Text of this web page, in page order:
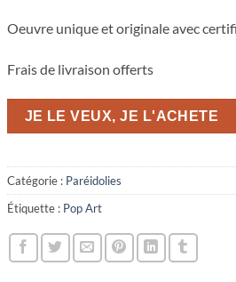
Oeuvre unique et originale avec
Frais de livraison offerts
JE LE VEUX, JE L'ACHETE
Catégorie : Paréidolies
Étiquette : Pop Art